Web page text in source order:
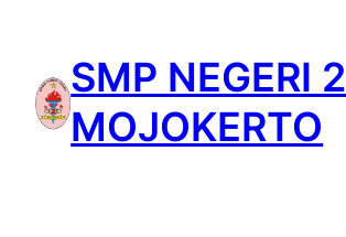
konten SMP NEGERI 2
MOJOKERTO